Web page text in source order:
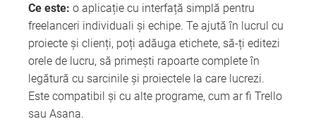
Ce este: o aplicație cu interfață simplă pentru
freelanceri individuali și echipe. Te ajută în lucrul cu
proiecte și clienți, poți adăuga etichete, să-ți editezi
orele de lucru, să primești rapoarte complete în
legătură cu sarcinile și proiectele la care lucrezi.
Este compatibil și cu alte programe, cum ar fi Trello
sau Asana.